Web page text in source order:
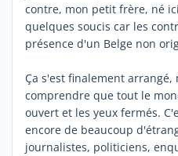
contre, mon petit frère, né
quelques soucis car les
présence d'un Belge non
Ça s'est finalement arrangé,
comprendre que tout le
ouvert et les yeux fermés.
encore de beaucoup
journalistes, politiciens,